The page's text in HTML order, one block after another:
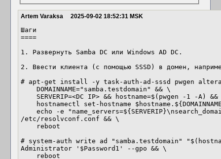
Artem Varaksa 2025-09-02 18:52:31 MSK
Шаги
====
1. Развернуть Samba DC или Windows AD DC.
2. Ввести клиента (с помощью SSSD) в домен,
# apt-get install -y task-auth-ad-sssd pwgen
/etc/resolvconf.conf && \
# system-auth write ad "samba.testdomain"
Administrator '$Password1' --gpo && \